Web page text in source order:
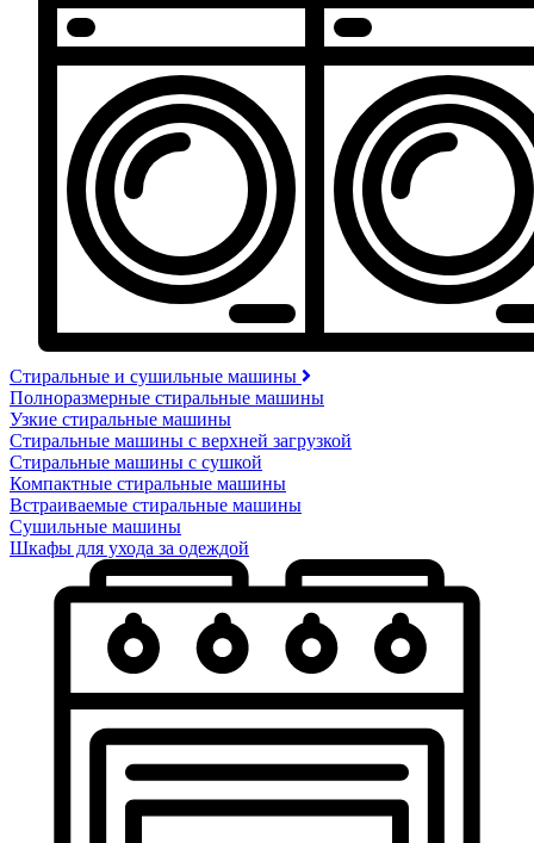
Стиральные и сушильные машины
Полноразмерные стиральные машины
Узкие стиральные машины
Стиральные машины с верхней загрузкой
Стиральные машины с сушкой
Компактные стиральные машины
Встраиваемые стиральные машины
Сушильные машины
Шкафы для ухода за одеждой